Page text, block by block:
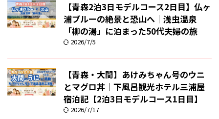
【青森2泊3日モデルコース2日目】仏ヶ
浦ブルーの絶景と恐山へ｜浅虫温泉
「柳の湯」に泊まった50代夫婦の旅
2026/7/5
【青森・大間】あけみちゃん号のウニ
とマグロ丼｜下風呂観光ホテル三浦屋
宿泊記【2泊3日モデルコース1日目】
2026/7/17